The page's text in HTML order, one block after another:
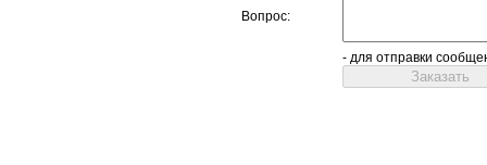
Вопрос:
- для отправки